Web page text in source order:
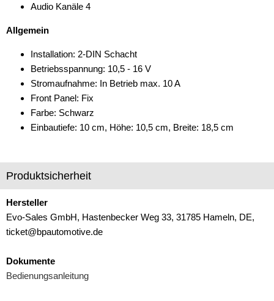
Audio Kanäle 4
Allgemein
Installation: 2-DIN Schacht
Betriebsspannung: 10,5 - 16 V
Stromaufnahme: In Betrieb max. 10 A
Front Panel: Fix
Farbe: Schwarz
Einbautiefe: 10 cm, Höhe: 10,5 cm, Breite: 18,5 cm
Produktsicherheit
Hersteller
Evo-Sales GmbH, Hastenbecker Weg 33, 31785 Hameln, DE,
ticket@bpautomotive.de
Dokumente
Bedienungsanleitung